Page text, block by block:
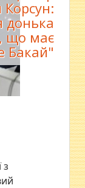
донька
що має
Бакай"
з